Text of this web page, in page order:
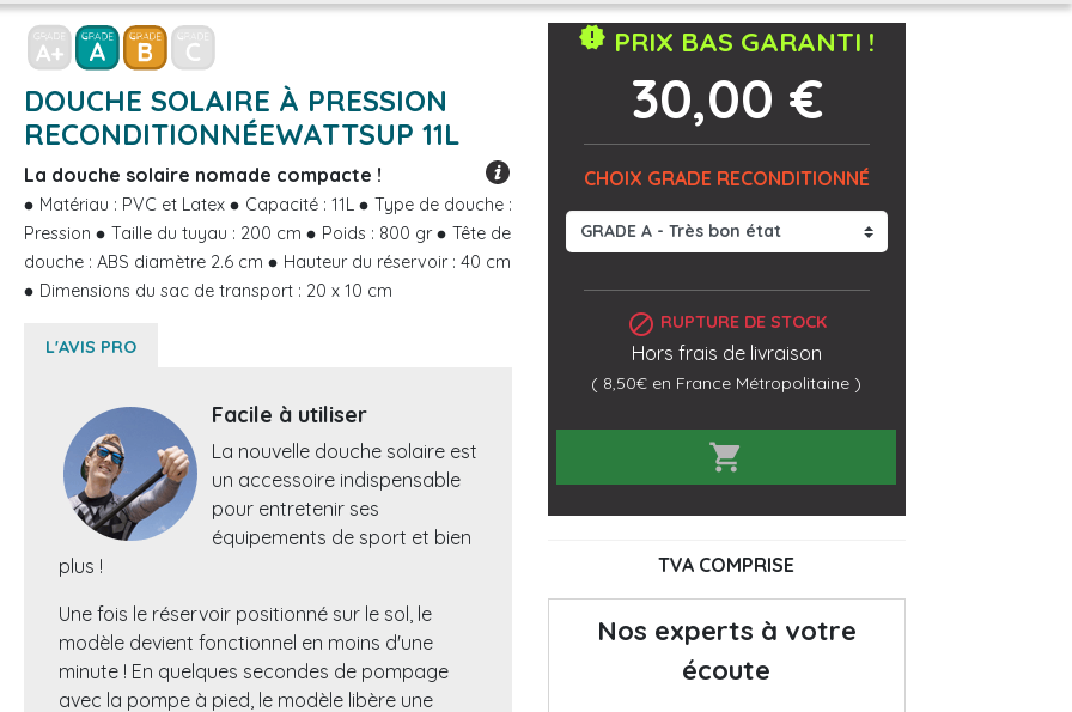
DOUCHE SOLAIRE À PRESSION
RECONDITIONNÉEWATTSUP 11L
La douche solaire nomade compacte !
Matériau : PVC et Latex Capacité : 11L
Type de douche :
Pression
Taille du tuyau : 200 cm Poids : 800 gr
Tête de
douche : ABS diamètre 2.6 cm
Hauteur du réservoir : 40 cm
Dimensions du sac de transport : 20 x 10 cm
L'AVIS PRO
Facile à utiliser
La nouvelle douche solaire est
un accessoire indispensable
pour entretenir ses
équipements de sport et bien
plus !
Une fois le réservoir positionné sur le sol, le
modèle devient fonctionnel en moins d'une
minute ! En quelques secondes de pompage
avec la pompe à pied, le modèle libère une
new_releases PRIX BAS GARANTI !
30,00 €
CHOIX GRADE RECONDITIONNÉ
 RUPTURE DE STOCK
Hors frais de livraison
( 8,50€ en France Métropolitaine )

TVA COMPRISE
Nos experts à votre
écoute